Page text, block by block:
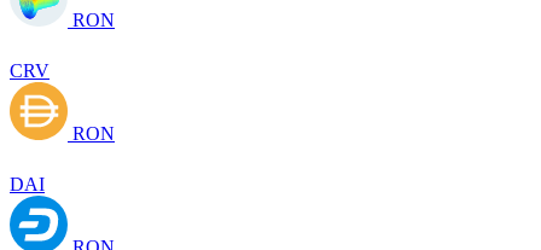
RON
CRV
RON
DAI